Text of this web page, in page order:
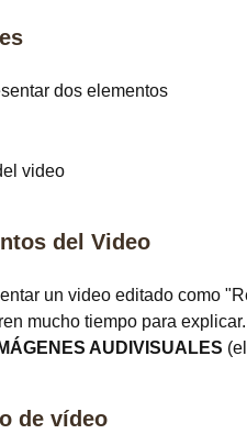
dos elementos
video
del Video
un video editado como
mucho tiempo para
IMÁGENES AUDIVISUALES
de vídeo